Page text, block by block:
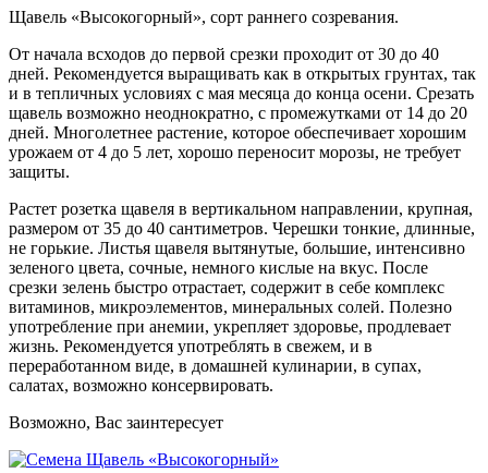
Щавель «Высокогорный», сорт раннего созревания.
От начала всходов до первой срезки проходит от 30 до 40
дней. Рекомендуется выращивать как в открытых грунтах, так
и в тепличных условиях с мая месяца до конца осени. Срезать
щавель возможно неоднократно, с промежутками от 14 до 20
дней. Многолетнее растение, которое обеспечивает хорошим
урожаем от 4 до 5 лет, хорошо переносит морозы, не требует
защиты.
Растет розетка щавеля в вертикальном направлении, крупная,
размером от 35 до 40 сантиметров. Черешки тонкие, длинные,
не горькие. Листья щавеля вытянутые, большие, интенсивно
зеленого цвета, сочные, немного кислые на вкус. После
срезки зелень быстро отрастает, содержит в себе комплекс
витаминов, микроэлементов, минеральных солей. Полезно
употребление при анемии, укрепляет здоровье, продлевает
жизнь. Рекомендуется употреблять в свежем, и в
переработанном виде, в домашней кулинарии, в супах,
салатах, возможно консервировать.
Возможно, Вас заинтересует